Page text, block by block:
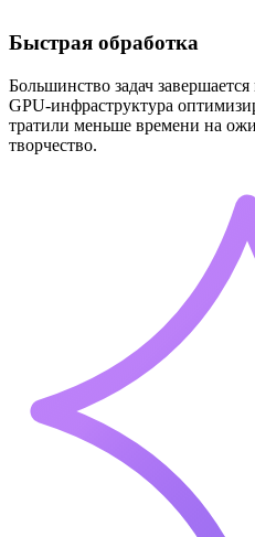
Быстрая обработка
Большинство задач
GPU-инфраструктура
тратили меньше времени на
творчество.